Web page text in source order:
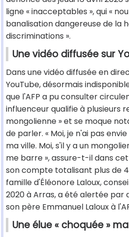
ligne « inacceptables », qui «
banalisation dangereuse de la
discriminations ».
Une vidéo diffusée sur
Dans une vidéo diffusée en
YouTube, désormais
que l'AFP a pu consulter
influenceur qualifie à plusieurs
mongolienne » et se moque
de parler. « Moi, je n'ai pas
ma ville. Moi, s'il y a un
me barre », assure-t-il dans
son compte totalisant plus de
famille d'Éléonore Laloux,
2020 à Arras, a été alertée par
son père Emmanuel Laloux à
Une élue « choquée »